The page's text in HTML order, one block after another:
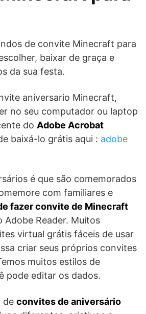
de convite Minecraft para
baixar de graça e
da sua festa.
aniversario Minecraft,
no seu computador ou laptop
do Adobe Acrobat
baixá-lo grátis aqui : adobe
é que são comemorados
com familiares e
fazer convite de Minecraft
Adobe Reader. Muitos
virtual grátis fáceis de usar
criar seus próprios convites
muitos estilos de
pode editar os dados.
de convites de aniversário